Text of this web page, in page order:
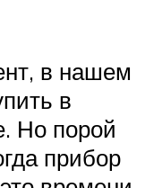
в нашем
в
Но порой
прибор